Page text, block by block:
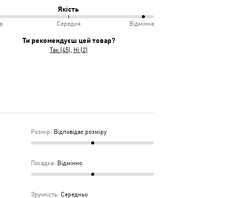
Якість
Середня Відмінна
Ти рекомендуєш цей товар?
Так (45) Ні (2)
Розмір: Відповідає розміру
Посадка: Відмінно
Зручність: Середньо